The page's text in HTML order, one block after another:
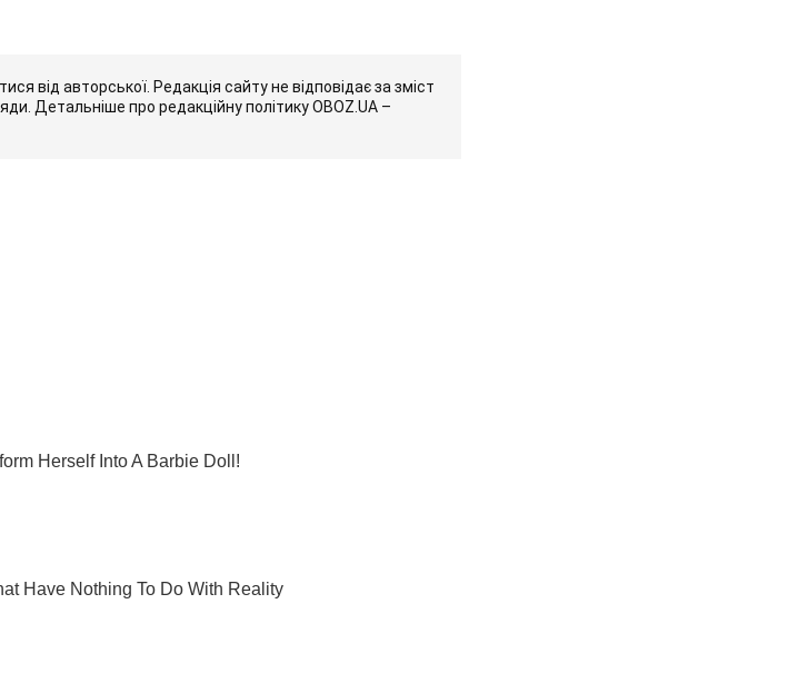
від авторської. Редакція сайту не відповідає за зміст
Детальніше про редакційну політику OBOZ.UA –